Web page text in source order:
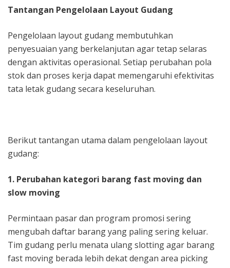
Tantangan Pengelolaan Layout Gudang
Pengelolaan layout gudang membutuhkan
penyesuaian yang berkelanjutan agar tetap selaras
dengan aktivitas operasional. Setiap perubahan pola
stok dan proses kerja dapat memengaruhi efektivitas
tata letak gudang secara keseluruhan.
Berikut tantangan utama dalam pengelolaan layout
gudang:
1. Perubahan kategori barang fast moving dan
slow moving
Permintaan pasar dan program promosi sering
mengubah daftar barang yang paling sering keluar.
Tim gudang perlu menata ulang slotting agar barang
fast moving berada lebih dekat dengan area picking